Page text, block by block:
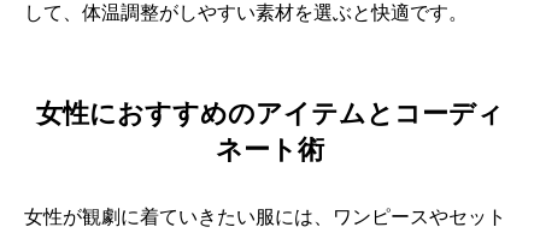
して、体温調整がしやすい素材を選ぶと快適です。
女性におすすめのアイテムとコーディ
ネート術
女性が観劇に着ていきたい服には、ワンピースやセット